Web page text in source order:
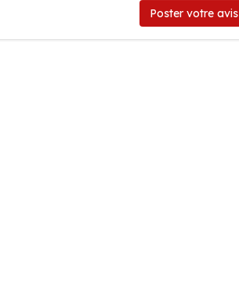
Poster votre avis